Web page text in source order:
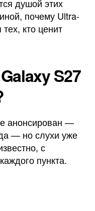
душой этих
почему Ultra-
кто ценит
S27
анонсирован —
— но слухи уже
с
пункта.